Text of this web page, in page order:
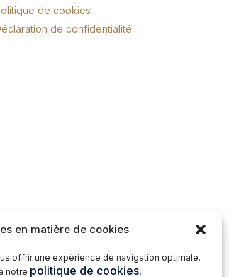
en matière de cookies
offrir une expérience de navigation optimale.
notre politique de cookies.
de cookies
de confidentialité